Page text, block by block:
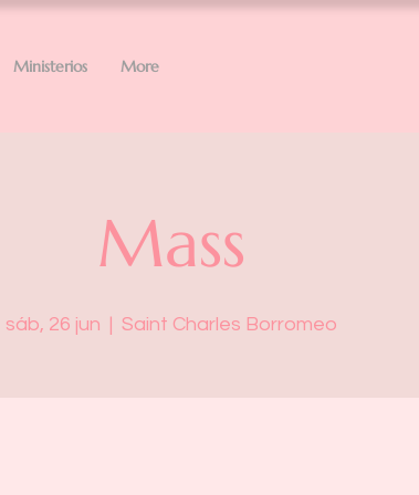
Ministerios More
Mass
sáb, 26 jun
  |
Saint Charles Borromeo